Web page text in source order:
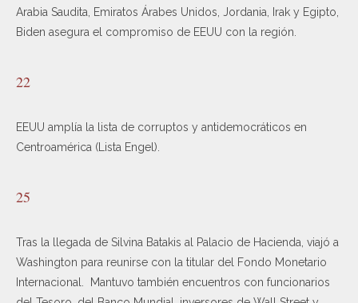
Arabia Saudita, Emiratos Árabes Unidos, Jordania, Irak y Egipto,
Biden asegura el compromiso de EEUU con la región.
22
EEUU amplía la lista de corruptos y antidemocráticos en
Centroamérica (Lista Engel).
25
Tras la llegada de Silvina Batakis al Palacio de Hacienda, viajó a
Washington para reunirse con la titular del Fondo Monetario
Internacional. Mantuvo también encuentros con funcionarios